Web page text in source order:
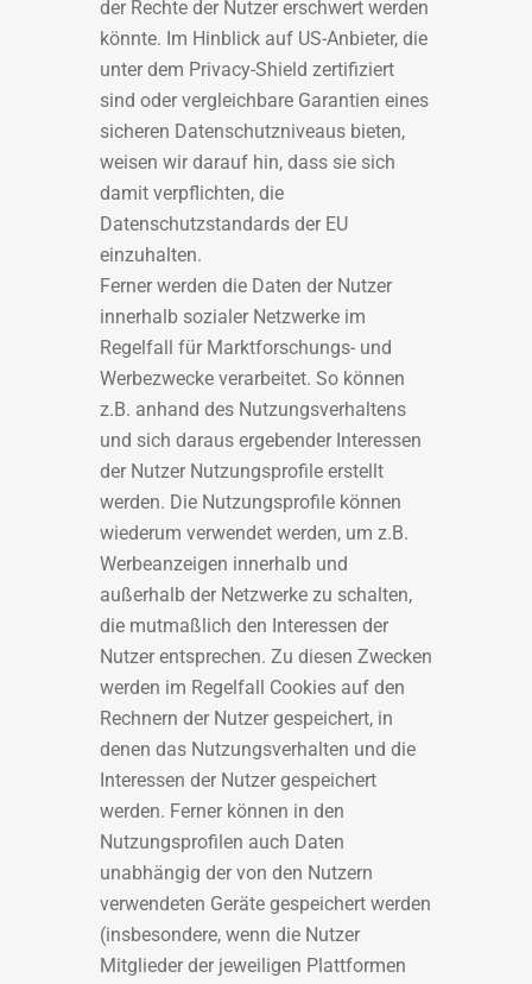
der Rechte der Nutzer erschwert werden
könnte. Im Hinblick auf US-Anbieter, die
unter dem Privacy-Shield zertifiziert
sind oder vergleichbare Garantien eines
sicheren Datenschutzniveaus bieten,
weisen wir darauf hin, dass sie sich
damit verpflichten, die
Datenschutzstandards der EU
einzuhalten.
Ferner werden die Daten der Nutzer
innerhalb sozialer Netzwerke im
Regelfall für Marktforschungs- und
Werbezwecke verarbeitet. So können
z.B. anhand des Nutzungsverhaltens
und sich daraus ergebender Interessen
der Nutzer Nutzungsprofile erstellt
werden. Die Nutzungsprofile können
wiederum verwendet werden, um z.B.
Werbeanzeigen innerhalb und
außerhalb der Netzwerke zu schalten,
die mutmaßlich den Interessen der
Nutzer entsprechen. Zu diesen Zwecken
werden im Regelfall Cookies auf den
Rechnern der Nutzer gespeichert, in
denen das Nutzungsverhalten und die
Interessen der Nutzer gespeichert
werden. Ferner können in den
Nutzungsprofilen auch Daten
unabhängig der von den Nutzern
verwendeten Geräte gespeichert werden
(insbesondere, wenn die Nutzer
Mitglieder der jeweiligen Plattformen